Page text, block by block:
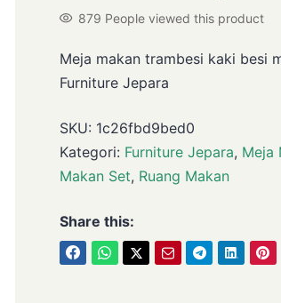
879 People viewed this product
Meja makan trambesi kaki besi
Furniture Jepara
SKU: 1c26fbd9bed0
Kategori: Furniture Jepara, Meja
Makan Set, Ruang Makan
Share this: